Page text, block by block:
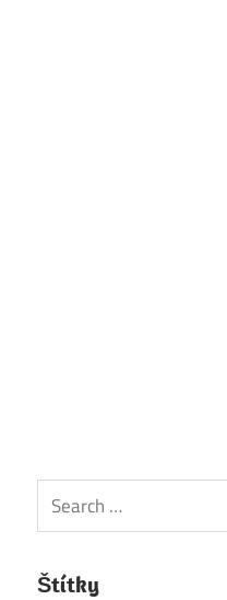
Štítky